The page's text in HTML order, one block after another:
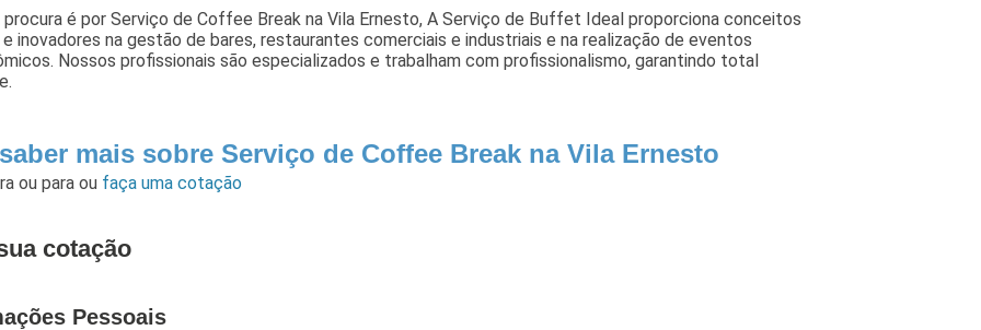
procura é por Serviço de Coffee Break na Vila Ernesto, A Serviço de Buffet Ideal proporciona conceitos
inovadores na gestão de bares, restaurantes comerciais e industriais e na realização de eventos
Nossos profissionais são especializados e trabalham com profissionalismo, garantindo total
mais sobre Serviço de Coffee Break na Vila Ernesto
ou paraou faça uma cotação
cotação
Pessoais